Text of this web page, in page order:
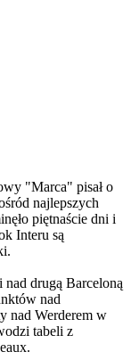
"Marca" pisał o
najlepszych
piętnaście dni i
Interu są
drugą Barceloną
nad
nad Werderem w
tabeli z